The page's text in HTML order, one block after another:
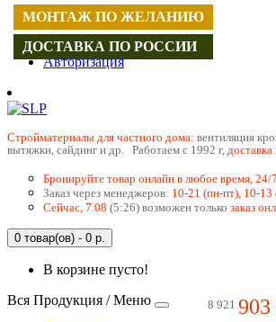
Регистрация
Авторизация
Cтройматериалы для частного дома: вентиляция
вытяжки, сайдинг и др. Работаем с 1992 г,
Бронируйте товар онлайн в любое время, 24/7
Заказ через менеджеров: 10-21 (пн-пт), 10-13
Сейчас, 7.08 (5:26) возможен только заказ
0 товар(ов) - 0 р.
В корзине пусто!
8 921 903
Вся Продукция / Меню
МОНТАЖ ПО ЖЕЛАНИЮ
ДОСТАВКА ПО РОССИИ